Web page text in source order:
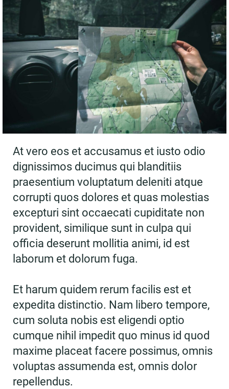
At vero eos et accusamus et iusto odio
dignissimos ducimus qui blanditiis
praesentium voluptatum deleniti atque
corrupti quos dolores et quas molestias
excepturi sint occaecati cupiditate non
provident, similique sunt in culpa qui
officia deserunt mollitia animi, id est
laborum et dolorum fuga.
Et harum quidem rerum facilis est et
expedita distinctio. Nam libero tempore,
cum soluta nobis est eligendi optio
cumque nihil impedit quo minus id quod
maxime placeat facere possimus, omnis
voluptas assumenda est, omnis dolor
repellendus.